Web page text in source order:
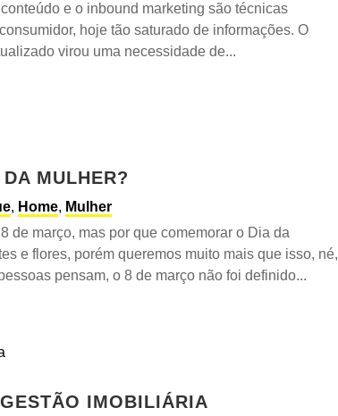
e o inbound marketing são técnicas
hoje tão saturado de informações. O
virou uma necessidade de...
MULHER?
, Home, Mulher
de março, mas por que comemorar o Dia da
e flores, porém queremos muito mais que isso, né,
pensam, o 8 de março não foi definido...
IMOBILIÁRIA